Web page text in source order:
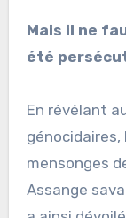
Mais il ne
été
En révélant
génocidaires,
mensonges
Assange